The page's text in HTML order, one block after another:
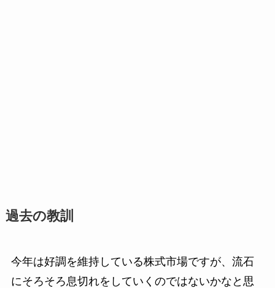
過去の教訓
今年は好調を維持している株式市場ですが、流石
にそろそろ息切れをしていくのではないかなと思